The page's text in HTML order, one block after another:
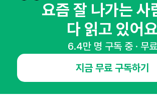
오픈애즈란 공지사항 제휴문의
인사이터
요즘 잘 나가는 사
다 읽고 있어요
6.4만 명 구독 중 · 무료
지금 무료 구독하기